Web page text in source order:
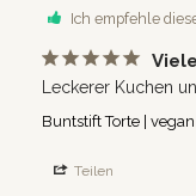
Ich empfehle
Leckerer Kuchen
Buntstift Torte |
Teilen